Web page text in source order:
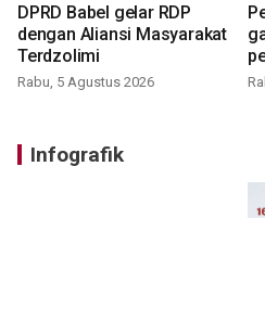
DPRD Babel gelar RDP
dengan Aliansi Masyarakat
Terdzolimi
Rabu, 5 Agustus 2026
Infografik